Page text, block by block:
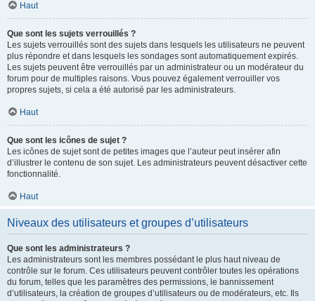
Haut
Que sont les sujets verrouillés ?
Les sujets verrouillés sont des sujets dans lesquels les utilisateurs ne peuvent
plus répondre et dans lesquels les sondages sont automatiquement expirés.
Les sujets peuvent être verrouillés par un administrateur ou un modérateur du
forum pour de multiples raisons. Vous pouvez également verrouiller vos
propres sujets, si cela a été autorisé par les administrateurs.
Haut
Que sont les icônes de sujet ?
Les icônes de sujet sont de petites images que l’auteur peut insérer afin
d’illustrer le contenu de son sujet. Les administrateurs peuvent désactiver cette
fonctionnalité.
Haut
Niveaux des utilisateurs et groupes d’utilisateurs
Que sont les administrateurs ?
Les administrateurs sont les membres possédant le plus haut niveau de
contrôle sur le forum. Ces utilisateurs peuvent contrôler toutes les opérations
du forum, telles que les paramètres des permissions, le bannissement
d’utilisateurs, la création de groupes d’utilisateurs ou de modérateurs, etc. Ils